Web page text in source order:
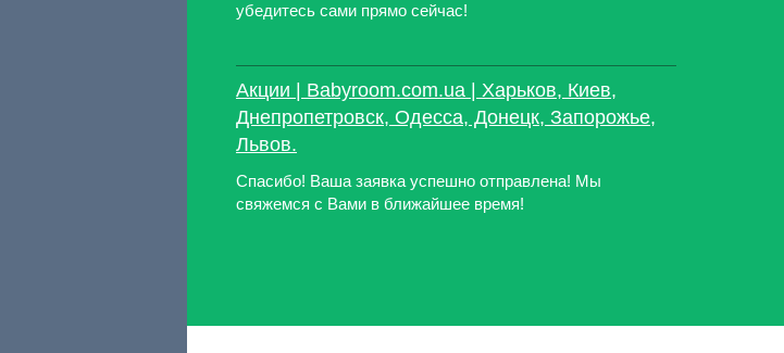
убедитесь сами прямо сейчас!
Акции | Babyroom.com.ua | Харьков, Киев,
Днепропетровск, Одесса, Донецк, Запорожье,
Львов.
Спасибо! Ваша заявка успешно отправлена! Мы
свяжемся с Вами в ближайшее время!